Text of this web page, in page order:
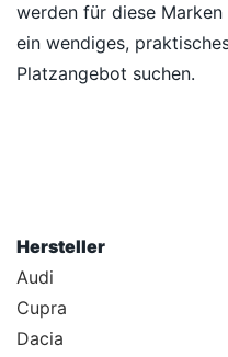
werden für diese
ein wendiges,
Platzangebot suchen.
Hersteller
Audi
Cupra
Dacia